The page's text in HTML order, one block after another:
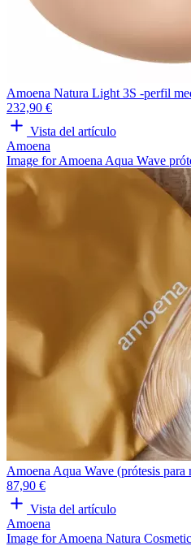
Amoena Natura Light 3S -perfil
232,90 €
Vista del artículo
Amoena
Image for Amoena Aqua Wave
Amoena Aqua Wave (prótesis para
87,90 €
Vista del artículo
Amoena
Image for Amoena Natura